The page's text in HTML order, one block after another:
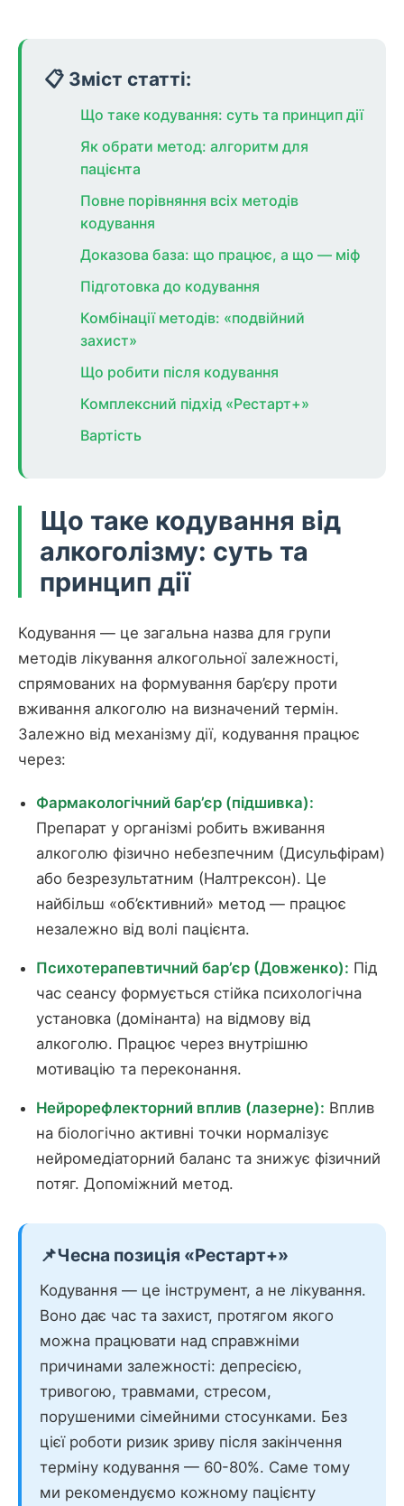
📋 Зміст статті:
Що таке кодування: суть та принцип дії
Як обрати метод: алгоритм для
пацієнта
Повне порівняння всіх методів
кодування
Доказова база: що працює, а що — міф
Підготовка до кодування
Комбінації методів: «подвійний
захист»
Що робити після кодування
Комплексний підхід «Рестарт+»
Вартість
Що таке кодування від
алкоголізму: суть та
принцип дії
Кодування — це загальна назва для групи
методів лікування алкогольної залежності,
спрямованих на формування бар’єру проти
вживання алкоголю на визначений термін.
Залежно від механізму дії, кодування працює
через:
Фармакологічний бар’єр (підшивка):
Препарат у організмі робить вживання
алкоголю фізично небезпечним (Дисульфірам)
або безрезультатним (Налтрексон). Це
найбільш «об’єктивний» метод — працює
незалежно від волі пацієнта.
Психотерапевтичний бар’єр (Довженко): Під
час сеансу формується стійка психологічна
установка (домінанта) на відмову від
алкоголю. Працює через внутрішню
мотивацію та переконання.
Нейрорефлекторний вплив (лазерне): Вплив
на біологічно активні точки нормалізує
нейромедіаторний баланс та знижує фізичний
потяг. Допоміжний метод.
📌Чесна позиція «Рестарт+»
Кодування — це інструмент, а не лікування.
Воно дає час та захист, протягом якого
можна працювати над справжніми
причинами залежності: депресією,
тривогою, травмами, стресом,
порушеними сімейними стосунками. Без
цієї роботи ризик зриву після закінчення
терміну кодування — 60-80%. Саме тому
ми рекомендуємо кожному пацієнту